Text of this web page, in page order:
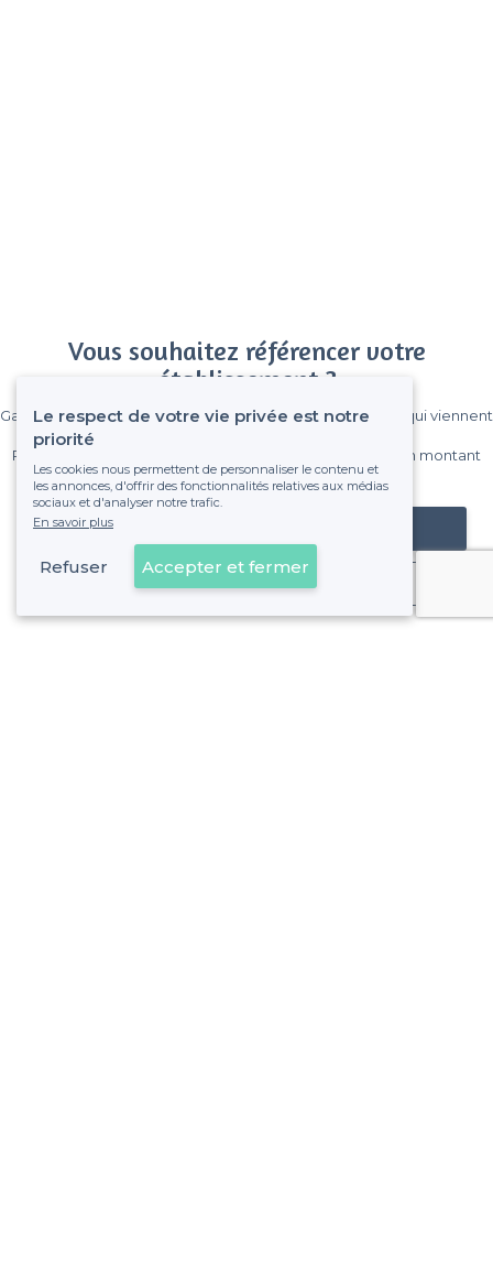
Vous souhaitez référencer votre
établissement ?
Gagnez de nombreux clients parmi le million de visiteurs qui viennent
Pas de commissions et sans engagement, vous payez un montant
fixe sans risque de voir déraper la facture.
Référencer mon établissement
Déjà client
Le respect de votre vie privée est notre
priorité
Les cookies nous permettent de personnaliser le contenu et
les annonces, d'offrir des fonctionnalités relatives aux médias
sociaux et d'analyser notre trafic.
En savoir plus
Refuser Accepter et fermer